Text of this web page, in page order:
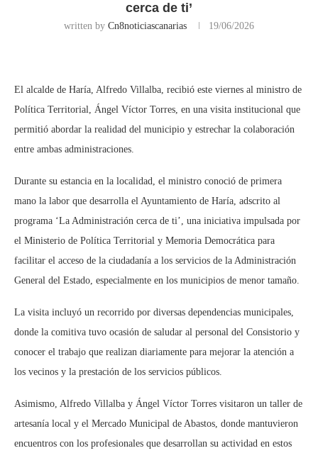
cerca de ti’
written by Cn8noticiascanarias 19/06/2026
El alcalde de Haría, Alfredo Villalba, recibió este viernes al ministro de
Política Territorial, Ángel Víctor Torres, en una visita institucional que
permitió abordar la realidad del municipio y estrechar la colaboración
entre ambas administraciones.
Durante su estancia en la localidad, el ministro conoció de primera
mano la labor que desarrolla el Ayuntamiento de Haría, adscrito al
programa ‘La Administración cerca de ti’, una iniciativa impulsada por
el Ministerio de Política Territorial y Memoria Democrática para
facilitar el acceso de la ciudadanía a los servicios de la Administración
General del Estado, especialmente en los municipios de menor tamaño.
La visita incluyó un recorrido por diversas dependencias municipales,
donde la comitiva tuvo ocasión de saludar al personal del Consistorio y
conocer el trabajo que realizan diariamente para mejorar la atención a
los vecinos y la prestación de los servicios públicos.
Asimismo, Alfredo Villalba y Ángel Víctor Torres visitaron un taller de
artesanía local y el Mercado Municipal de Abastos, donde mantuvieron
encuentros con los profesionales que desarrollan su actividad en estos